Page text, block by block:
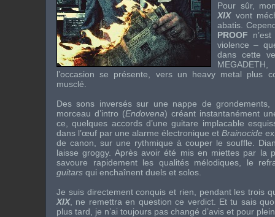
Pour sûr,
XIXvont
abatis.
PROOF
violence –
dans cette
MEGADETH
l’occasion se présente, vers un heavy metal plus
musclé.
Des sons inversés sur une nappe de
morceau d’intro (Endovena) créant instantanément
ce, quelques accords d’une guitare implacable
dans l’œuf par une alarme électronique et Brainocide
de canon, sur une rythmique à couper le souffle.
laisse groggy. Après avoir été mis en miettes par la
savoure rapidement les qualités mélodiques, le
guitars qui enchaînent duels et solos.
Je suis directement conquis et rien, pendant les trois
XIX, ne remettra en question ce verdict. Et tu sais
plus tard, je n’ai toujours pas changé d’avis et pour